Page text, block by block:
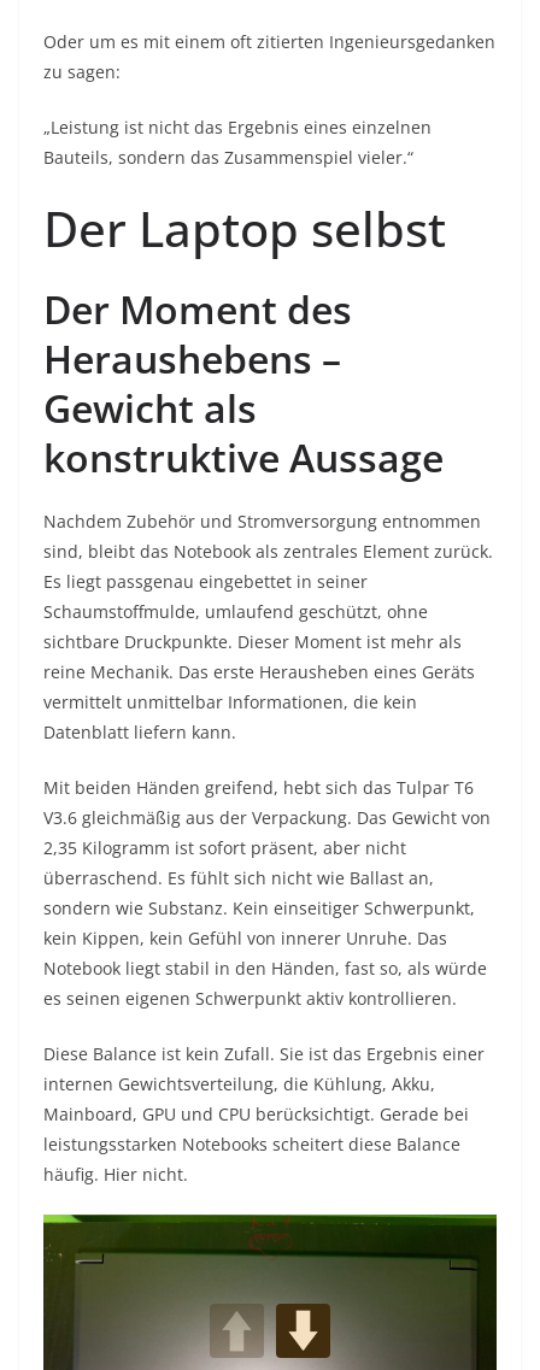
Oder um es mit einem oft zitierten Ingenieursgedanken
zu sagen:
„Leistung ist nicht das Ergebnis eines einzelnen
Bauteils, sondern das Zusammenspiel vieler.“
Der Laptop selbst
Der Moment des
Heraushebens –
Gewicht als
konstruktive Aussage
Nachdem Zubehör und Stromversorgung entnommen
sind, bleibt das Notebook als zentrales Element zurück.
Es liegt passgenau eingebettet in seiner
Schaumstoffmulde, umlaufend geschützt, ohne
sichtbare Druckpunkte. Dieser Moment ist mehr als
reine Mechanik. Das erste Herausheben eines Geräts
vermittelt unmittelbar Informationen, die kein
Datenblatt liefern kann.
Mit beiden Händen greifend, hebt sich das Tulpar T6
V3.6 gleichmäßig aus der Verpackung. Das Gewicht von
2,35 Kilogramm ist sofort präsent, aber nicht
überraschend. Es fühlt sich nicht wie Ballast an,
sondern wie Substanz. Kein einseitiger Schwerpunkt,
kein Kippen, kein Gefühl von innerer Unruhe. Das
Notebook liegt stabil in den Händen, fast so, als würde
es seinen eigenen Schwerpunkt aktiv kontrollieren.
Diese Balance ist kein Zufall. Sie ist das Ergebnis einer
internen Gewichtsverteilung, die Kühlung, Akku,
Mainboard, GPU und CPU berücksichtigt. Gerade bei
leistungsstarken Notebooks scheitert diese Balance
häufig. Hier nicht.